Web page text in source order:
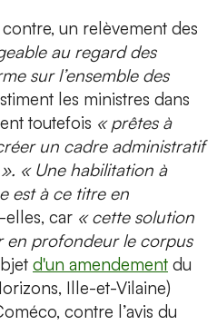
un relèvement des
au regard des
sur l’ensemble des
les ministres dans
toutefois « prêtes à
un cadre administratif
« Une habilitation à
est à ce titre en
car « cette solution
en profondeur le corpus
d'un amendement du
Ille-et-Vilaine)
contre l’avis du